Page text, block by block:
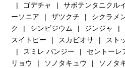
ゴデチャ
サボテンタニクル
ーソニア
ザツクチ シクラメ
ク
シンビジウム ジンジャ
スイトピー
スカビオサ スト
スミレ パンジー
セントーレ
リョウ
ソノタキュウ ソノタ